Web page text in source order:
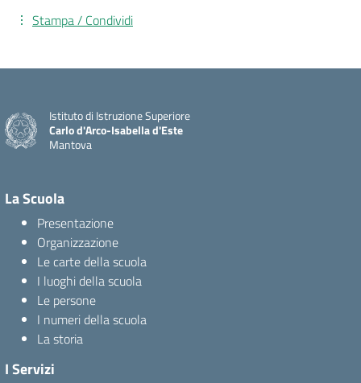
Stampa / Condividi
Istituto di Istruzione Superiore
Carlo d'Arco-Isabella d'Este
Mantova
La Scuola
Presentazione
Organizzazione
Le carte della scuola
I luoghi della scuola
Le persone
I numeri della scuola
La storia
I Servizi